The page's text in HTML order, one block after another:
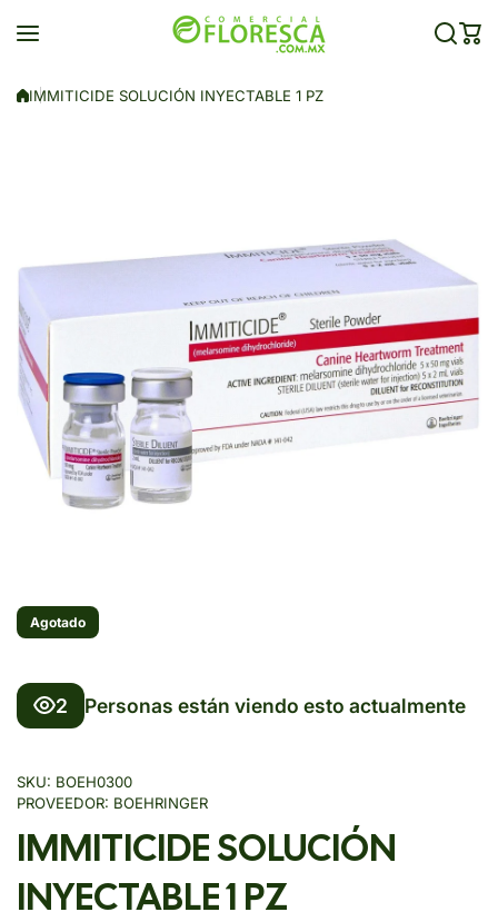
IMMITICIDE SOLUCIÓN INYECTABLE 1 PZ
Agotado
2 Personas están viendo esto actualmente
SKU: BOEH0300
PROVEEDOR: BOEHRINGER
IMMITICIDE SOLUCIÓN
INYECTABLE 1 PZ